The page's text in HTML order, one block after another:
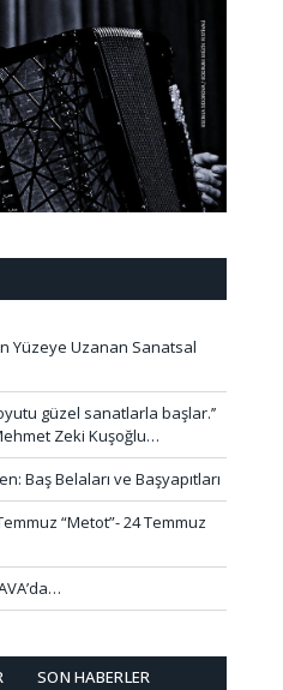
Yüzeye Uzanan Sanatsal
güzel sanatlarla başlar.’’
Zeki Kuşoğlu…
Baş Belaları ve Başyapıtları
“Metot”- 24 Temmuz
SON HABERLER